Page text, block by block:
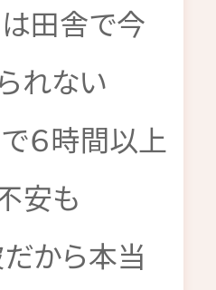
は田舎で今
れない
６時間以上
安も
だから本当